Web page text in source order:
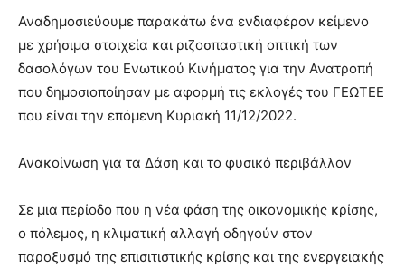
hot
cam
show.desi
xxx
lyons
you
of
pain.
pornhun
Αναδημοσιεύουμε παρακάτω ένα ενδιαφέρον κείμενο
με χρήσιμα στοιχεία και ριζοσπαστική οπτική των
δασολόγων του Ενωτικού Κινήματος για την Ανατροπή
που δημοσιοποίησαν με αφορμή τις εκλογές του ΓΕΩΤΕΕ
που είναι την επόμενη Κυριακή 11/12/2022.
Ανακοίνωση για τα Δάση και το φυσικό περιβάλλον
Σε μια περίοδο που η νέα φάση της οικονομικής κρίσης,
ο πόλεμος, η κλιματική αλλαγή οδηγούν στον
παροξυσμό της επισιτιστικής κρίσης και της ενεργειακής